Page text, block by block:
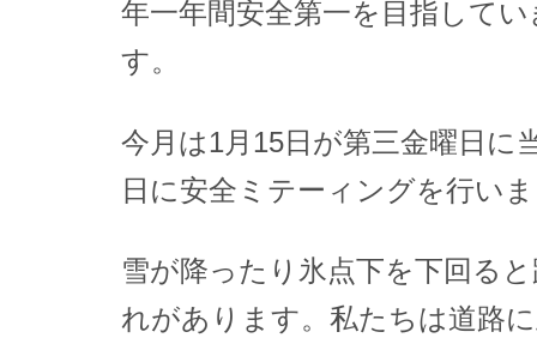
年一年間安全第一を目指して
す。
今月は1月15日が第三金曜日に
日に安全ミテーィングを行い
雪が降ったり氷点下を下回る
れがあります。私たちは道路